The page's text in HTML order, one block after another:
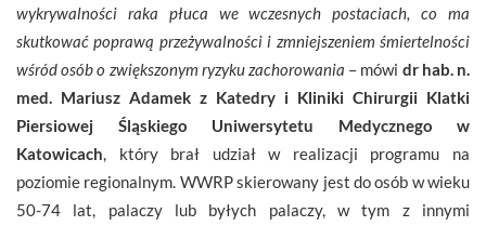
wykrywalności raka płuca we wczesnych postaciach, co ma
skutkować poprawą przeżywalności i zmniejszeniem śmiertelności
wśród osób o zwiększonym ryzyku zachorowania – mówi dr hab. n.
med. Mariusz Adamek z Katedry i Kliniki Chirurgii Klatki
Piersiowej Śląskiego Uniwersytetu Medycznego w
Katowicach , który brał udział w realizacji programu na
poziomie regionalnym. WWRP skierowany jest do osób w wieku
50-74 lat, palaczy lub byłych palaczy, w tym z innymi